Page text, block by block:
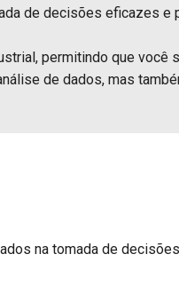
de decisões eficazes e
permitindo que
de dados, mas
na tomada de